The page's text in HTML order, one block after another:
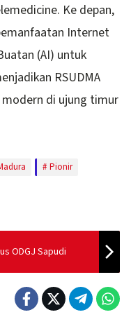
Ke depan,
Internet
(AI) untuk
RSUDMA
di ujung timur
Pionir
ODGJ Sapudi